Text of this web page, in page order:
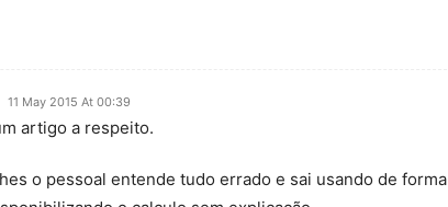
11 May 2015 At 00:39
artigo a respeito.
o pessoal entende tudo errado e sai usando de forma